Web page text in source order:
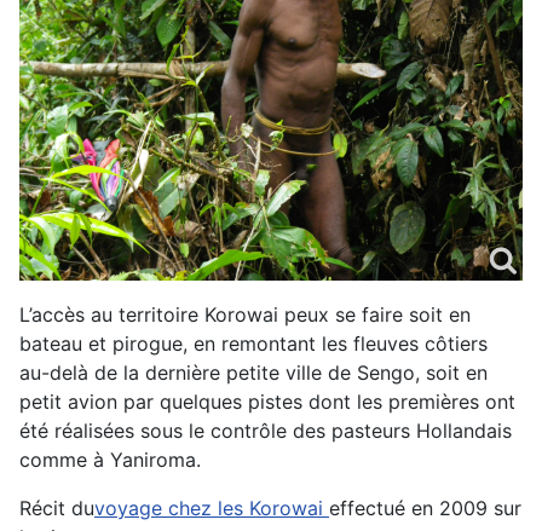
L’accès au territoire Korowai peux se faire soit en
bateau et pirogue, en remontant les fleuves côtiers
au-delà de la dernière petite ville de Sengo, soit en
petit avion par quelques pistes dont les premières ont
été réalisées sous le contrôle des pasteurs Hollandais
comme à Yaniroma.
Récit duvoyage chez les Korowai effectué en 2009 sur